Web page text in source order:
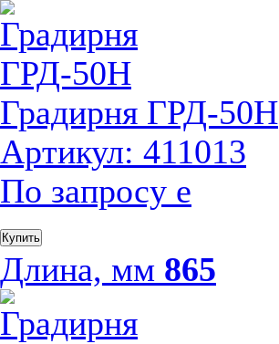
Градирня ГРД-50Н
Артикул: 411013
По запросу е
Купить
Длина, мм 865